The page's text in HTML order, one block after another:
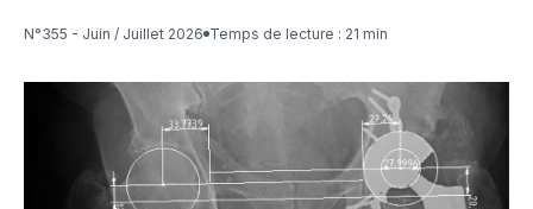
N°355 - Juin / Juillet 2026 Temps de lecture : 21 min